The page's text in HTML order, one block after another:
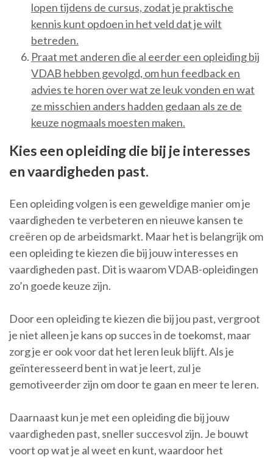
lopen tijdens de cursus, zodat je praktische
kennis kunt opdoen in het veld dat je wilt
betreden.
Praat met anderen die al eerder een opleiding bij
VDAB hebben gevolgd, om hun feedback en
advies te horen over wat ze leuk vonden en wat
ze misschien anders hadden gedaan als ze de
keuze nogmaals moesten maken.
Kies een opleiding die bij je interesses
en vaardigheden past.
Een opleiding volgen is een geweldige manier om je
vaardigheden te verbeteren en nieuwe kansen te
creëren op de arbeidsmarkt. Maar het is belangrijk om
een opleiding te kiezen die bij jouw interesses en
vaardigheden past. Dit is waarom VDAB-opleidingen
zo’n goede keuze zijn.
Door een opleiding te kiezen die bij jou past, vergroot
je niet alleen je kans op succes in de toekomst, maar
zorg je er ook voor dat het leren leuk blijft. Als je
geïnteresseerd bent in wat je leert, zul je
gemotiveerder zijn om door te gaan en meer te leren.
Daarnaast kun je met een opleiding die bij jouw
vaardigheden past, sneller succesvol zijn. Je bouwt
voort op wat je al weet en kunt, waardoor het